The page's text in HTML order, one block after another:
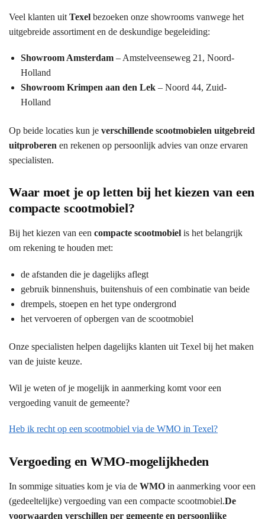
Veel klanten uit Texel bezoeken onze showrooms vanwege het
uitgebreide assortiment en de deskundige begeleiding:
Showroom Amsterdam – Amstelveenseweg 21, Noord-
Holland
Showroom Krimpen aan den Lek – Noord 44, Zuid-
Holland
Op beide locaties kun je verschillende scootmobielen uitgebreid
uitproberen en rekenen op persoonlijk advies van onze ervaren
specialisten.
Waar moet je op letten bij het kiezen van een
compacte scootmobiel?
Bij het kiezen van een compacte scootmobiel is het belangrijk
om rekening te houden met:
de afstanden die je dagelijks aflegt
gebruik binnenshuis, buitenshuis of een combinatie van beide
drempels, stoepen en het type ondergrond
het vervoeren of opbergen van de scootmobiel
Onze specialisten helpen dagelijks klanten uit Texel bij het maken
van de juiste keuze.
Wil je weten of je mogelijk in aanmerking komt voor een
vergoeding vanuit de gemeente?
Heb ik recht op een scootmobiel via de WMO in Texel?
Vergoeding en WMO-mogelijkheden
In sommige situaties kom je via de WMO in aanmerking voor een
(gedeeltelijke) vergoeding van een compacte scootmobiel.De
voorwaarden verschillen per gemeente en persoonlijke